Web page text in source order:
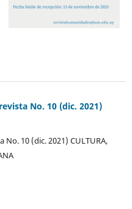
No. 10 (dic. 2021)
10 (dic. 2021) CULTURA,